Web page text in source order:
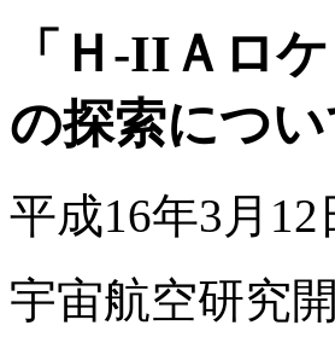
「Ｈ-IIＡロ
の探索につい
平成16年3月12
宇宙航空研究